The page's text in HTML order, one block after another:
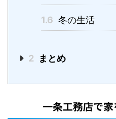
1.6 冬の生活
2 まとめ
一条工務店で